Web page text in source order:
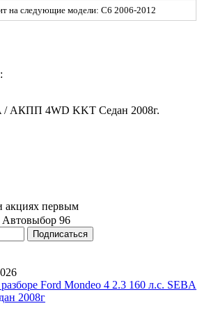
на следующие модели: C6 2006-2012
/ АКПП 4WD KKT Седан 2008г.
акциях первым
Автовыбор 96
Ford Mondeo 4 2.3 160 л.с. SEBA
2008г